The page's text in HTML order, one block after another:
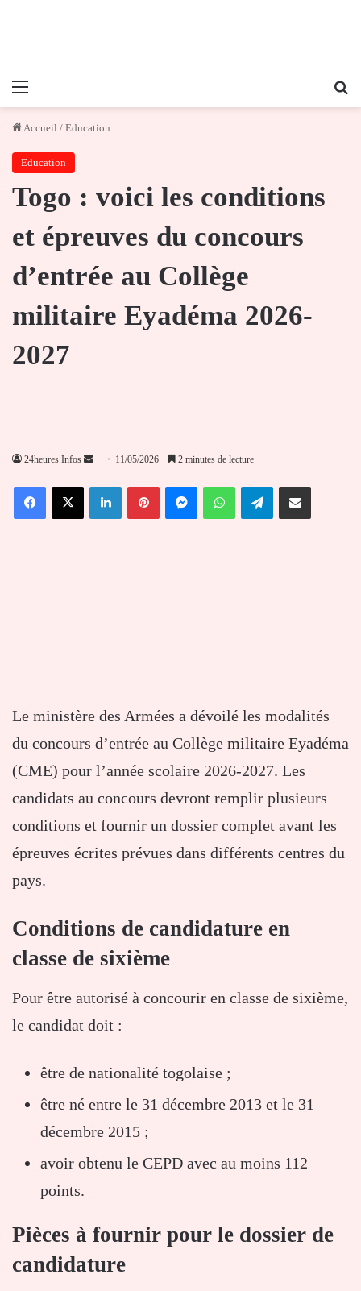
Menu
Accueil / Education
Education
Togo : voici les conditions
et épreuves du concours
d’entrée au Collège
militaire Eyadéma 2026-
2027
24heures Infos
Envoyer
courriel
11/05/2026 2 minutes de lecture
FacebookX LinkedinPinterestMessengerWhatsAppTelegramPartager par email
Le ministère des Armées a dévoilé les modalités
du concours d’entrée au Collège militaire Eyadéma
(CME) pour l’année scolaire 2026-2027. Les
candidats au concours devront remplir plusieurs
conditions et fournir un dossier complet avant les
épreuves écrites prévues dans différents centres du
pays.
Conditions de candidature en
classe de sixième
Pour être autorisé à concourir en classe de sixième,
le candidat doit :
être de nationalité togolaise ;
être né entre le 31 décembre 2013 et le 31
décembre 2015 ;
avoir obtenu le CEPD avec au moins 112
points.
Pièces à fournir pour le dossier de
candidature